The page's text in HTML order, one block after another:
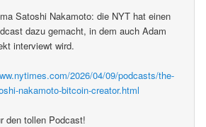
Satoshi Nakamoto: die NYT hat einen
dazu gemacht, in dem auch Adam
interviewt wird.
2026/04/09/podcasts/the-
nakamoto-bitcoin-creator.html
den tollen Podcast!